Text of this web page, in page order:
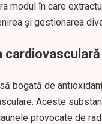
modul în care
și gestionarea
bogată de
Aceste
provocate de